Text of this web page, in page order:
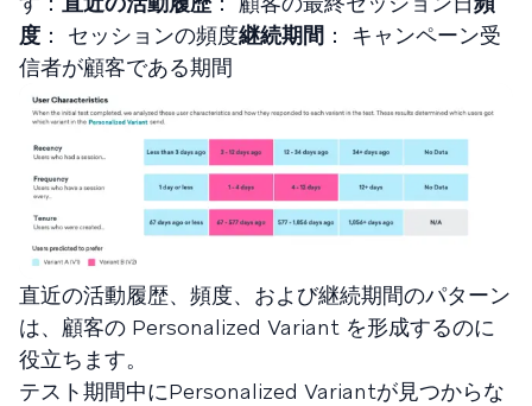
度 ： セッションの頻度継続期間 ： キャンペーン受
信者が顧客である期間
直近の活動履歴、頻度、および継続期間のパターン
は、顧客の Personalized Variant を形成するのに
役立ちます。
テスト期間中にPersonalized Variantが見つからな